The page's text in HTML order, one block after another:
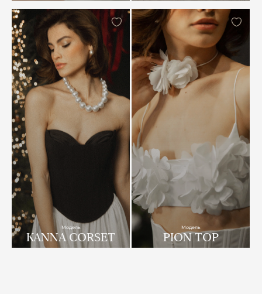
Модель
KANNA CORSET
Модель
PION TOP